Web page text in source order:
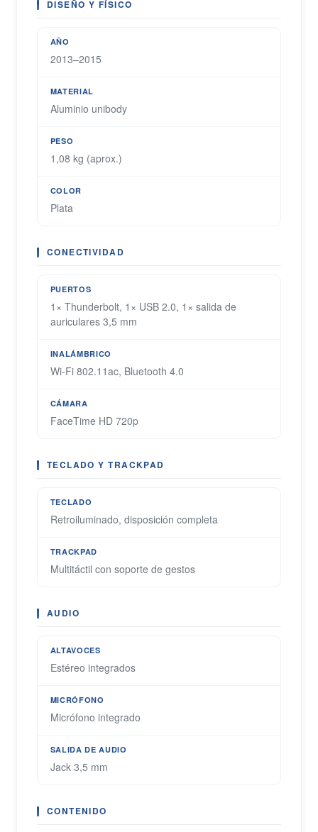
DISEÑO Y FÍSICO
AÑO
2013–2015
MATERIAL
Aluminio unibody
PESO
1,08 kg (aprox.)
COLOR
Plata
CONECTIVIDAD
PUERTOS
1× Thunderbolt, 1× USB 2.0, 1× salida de
auriculares 3,5 mm
INALÁMBRICO
Wi-Fi 802.11ac, Bluetooth 4.0
CÁMARA
FaceTime HD 720p
TECLADO Y TRACKPAD
TECLADO
Retroiluminado, disposición completa
TRACKPAD
Multitáctil con soporte de gestos
AUDIO
ALTAVOCES
Estéreo integrados
MICRÓFONO
Micrófono integrado
SALIDA DE AUDIO
Jack 3,5 mm
CONTENIDO